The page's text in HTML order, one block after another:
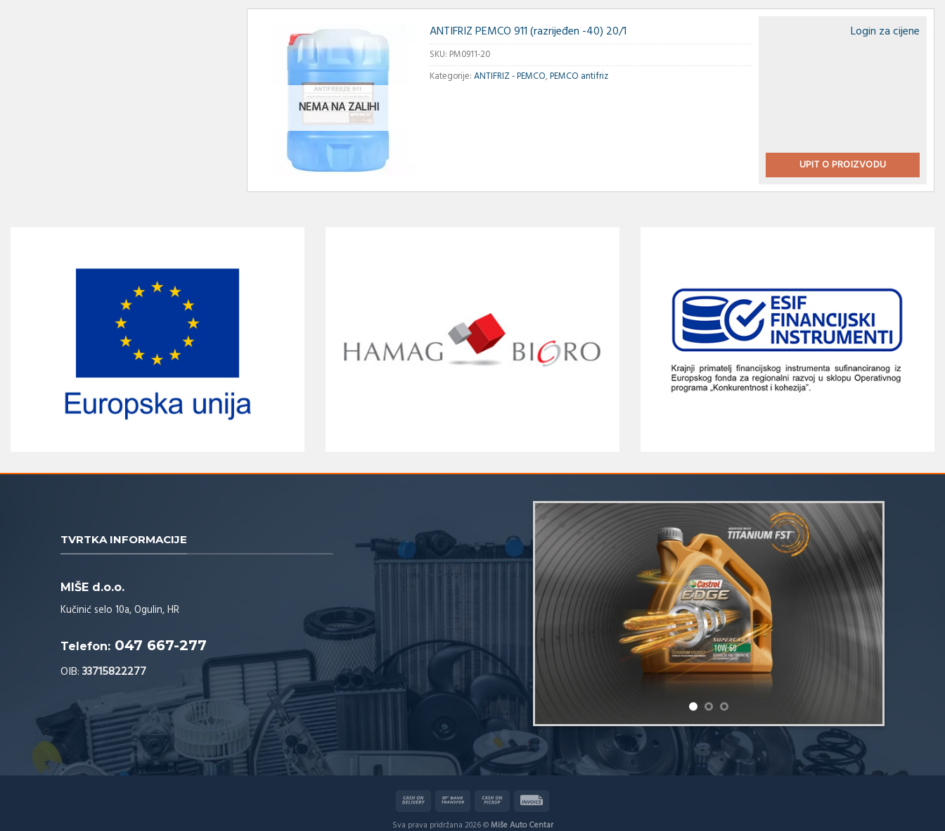
NEMA NA ZALIHI
ANTIFRIZ PEMCO 911 (razrijeđen -40) 20/1
SKU: PM0911-20
Kategorije:ANTIFRIZ - PEMCO,PEMCO antifriz
Login za cijene
UPIT O PROIZVODU
TVRTKA INFORMACIJE
MIŠE d.o.o.
Kučinić selo 10a, Ogulin, HR
Telefon: 047 667-277
OIB:33715822277
Sva prava pridržana 2026 ©Miše Auto Centar